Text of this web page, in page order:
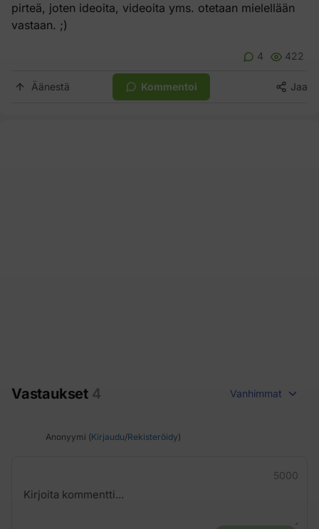
pirteä, joten ideoita, videoita yms. otetaan mielellään
vastaan. ;)
4 422
Äänestä Kommentoi Jaa
Vastaukset 4 Vanhimmat
Anonyymi (Kirjaudu/Rekisteröidy)
5000